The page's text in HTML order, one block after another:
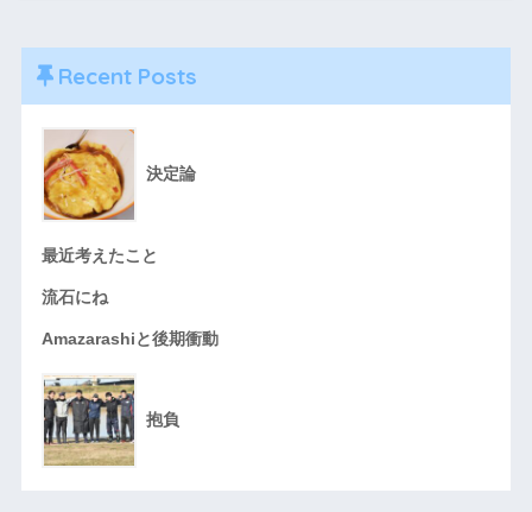
Recent Posts
決定論
最近考えたこと
流石にね
Amazarashiと後期衝動
抱負